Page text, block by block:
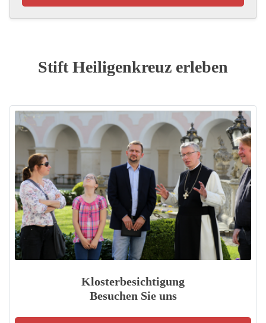
Stift Heiligenkreuz erleben
Klosterbesichtigung
Besuchen Sie uns